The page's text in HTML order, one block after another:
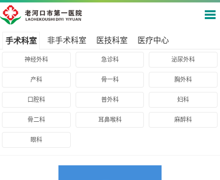
手术科室 非手术科室 医技科室 医疗中心
神经外科 急诊科 泌尿外科
产科 骨一科 胸外科
口腔科 普外科 妇科
骨二科 耳鼻喉科 麻醉科
眼科